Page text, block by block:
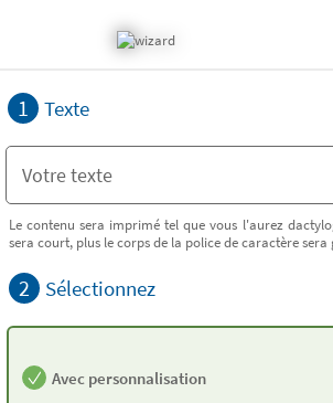
1 Texte
Le contenu sera imprimé tel que vous l'aurez
sera court, plus le corps de la police de caractère sera
2 Sélectionnez
Avec personnalisation